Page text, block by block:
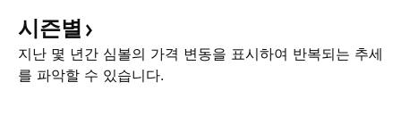
시즌별
지난 몇 년간 심볼의 가격 변동을 표시하여 반복되는 추세
를 파악할 수 있습니다.